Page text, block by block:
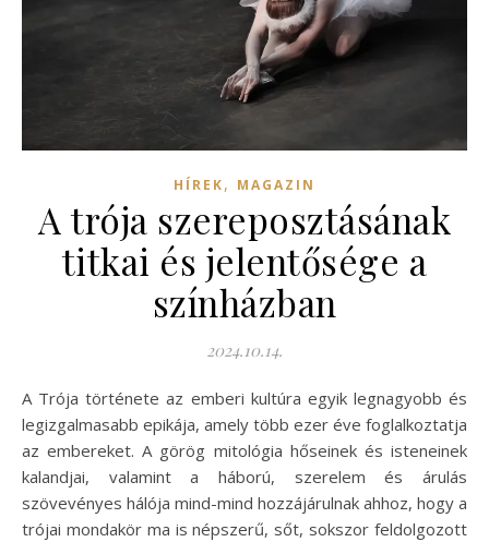
HÍREK, MAGAZIN
A trója szereposztásának
titkai és jelentősége a
színházban
2024.10.14.
A Trója története az emberi kultúra egyik legnagyobb és
legizgalmasabb epikája, amely több ezer éve foglalkoztatja
az embereket. A görög mitológia hőseinek és isteneinek
kalandjai, valamint a háború, szerelem és árulás
szövevényes hálója mind-mind hozzájárulnak ahhoz, hogy a
trójai mondakör ma is népszerű, sőt, sokszor feldolgozott